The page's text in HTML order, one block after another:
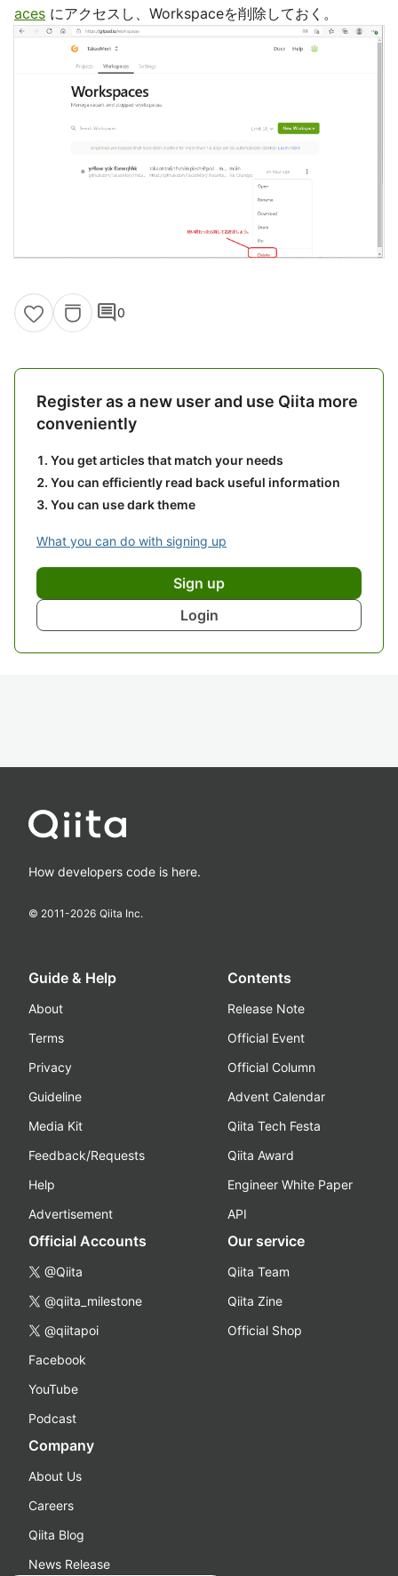
aces にアクセスし、Workspaceを削除しておく。
comment0
Register as a new user and use Qiita more
conveniently
You get articles that match your needs
You can efficiently read back useful information
You can use dark theme
What you can do with signing up
Sign up
Login
How developers code is here.
© 2011-2026 Qiita Inc.
Guide & Help
About
Terms
Privacy
Guideline
Media Kit
Feedback/Requests
Help
Advertisement
Contents
Release Note
Official Event
Official Column
Advent Calendar
Qiita Tech Festa
Qiita Award
Engineer White Paper
API
Official Accounts
@Qiita
@qiita_milestone
@qiitapoi
Facebook
YouTube
Podcast
Our service
Qiita Team
Qiita Zine
Official Shop
Company
About Us
Careers
Qiita Blog
News Release